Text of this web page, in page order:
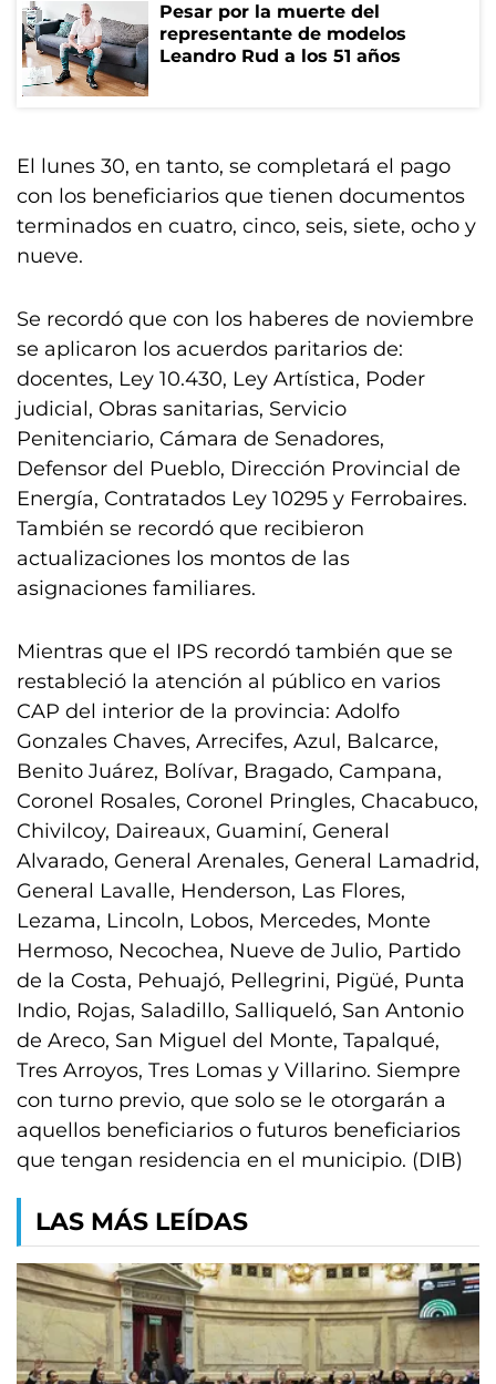
Pesar por la muerte del
representante de modelos
Leandro Rud a los 51 años
El lunes 30, en tanto, se completará el pago
con los beneficiarios que tienen documentos
terminados en cuatro, cinco, seis, siete, ocho y
nueve.
Se recordó que con los haberes de noviembre
se aplicaron los acuerdos paritarios de:
docentes, Ley 10.430, Ley Artística, Poder
judicial, Obras sanitarias, Servicio
Penitenciario, Cámara de Senadores,
Defensor del Pueblo, Dirección Provincial de
Energía, Contratados Ley 10295 y Ferrobaires.
También se recordó que recibieron
actualizaciones los montos de las
asignaciones familiares.
Mientras que el IPS recordó también que se
restableció la atención al público en varios
CAP del interior de la provincia: Adolfo
Gonzales Chaves, Arrecifes, Azul, Balcarce,
Benito Juárez, Bolívar, Bragado, Campana,
Coronel Rosales, Coronel Pringles, Chacabuco,
Chivilcoy, Daireaux, Guaminí, General
Alvarado, General Arenales, General Lamadrid,
General Lavalle, Henderson, Las Flores,
Lezama, Lincoln, Lobos, Mercedes, Monte
Hermoso, Necochea, Nueve de Julio, Partido
de la Costa, Pehuajó, Pellegrini, Pigüé, Punta
Indio, Rojas, Saladillo, Salliqueló, San Antonio
de Areco, San Miguel del Monte, Tapalqué,
Tres Arroyos, Tres Lomas y Villarino. Siempre
con turno previo, que solo se le otorgarán a
aquellos beneficiarios o futuros beneficiarios
que tengan residencia en el municipio. (DIB)
LAS MÁS LEÍDAS